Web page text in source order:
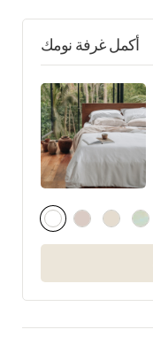
أكمل غرفة نومك